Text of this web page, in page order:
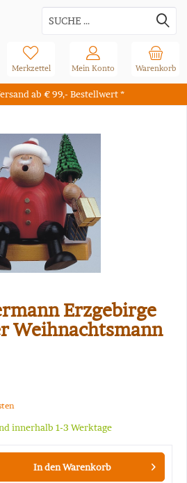
ab € 99,- Bestellwert *
Warenkorb
Merkzettel Mein Konto
Erzgebirge
Weihnachtsmann
innerhalb 1-3 Werktage
In denWarenkorb